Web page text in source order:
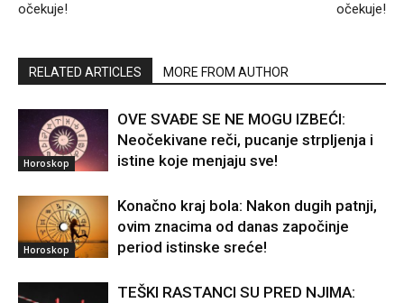
očekuje!
očekuje!
RELATED ARTICLES MORE FROM AUTHOR
Horoskop
OVE SVAĐE SE NE MOGU IZBEĆI:
Neočekivane reči, pucanje strpljenja i
istine koje menjaju sve!
Horoskop
Konačno kraj bola: Nakon dugih patnji,
ovim znacima od danas započinje
period istinske sreće!
TEŠKI RASTANCI SU PRED NJIMA: